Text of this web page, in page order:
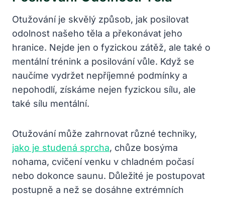
Otužování je skvělý způsob, jak posilovat
odolnost našeho těla a překonávat jeho
hranice. Nejde jen o fyzickou zátěž, ale také o
mentální trénink a posilování vůle. Když se
naučíme vydržet nepříjemné podmínky a
nepohodlí, získáme nejen fyzickou sílu, ale
také sílu mentální.
Otužování může zahrnovat různé techniky,
jako je studená sprcha, chůze bosýma
nohama, cvičení venku v chladném počasí
nebo dokonce saunu. Důležité je postupovat
postupně a než se dosáhne extrémních